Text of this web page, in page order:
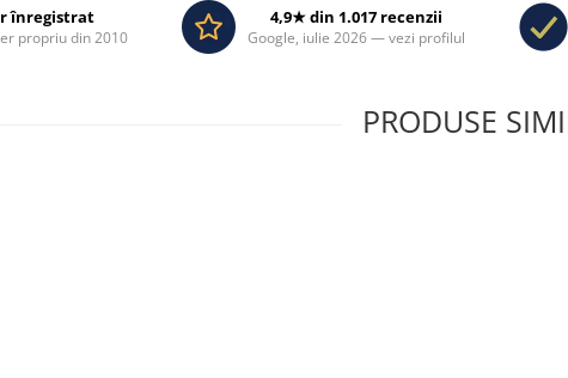
înregistrat
propriu din 2010
4,9★ din 1.017 recenzii
Google, iulie 2026 — vezi profilul
PRODUSE